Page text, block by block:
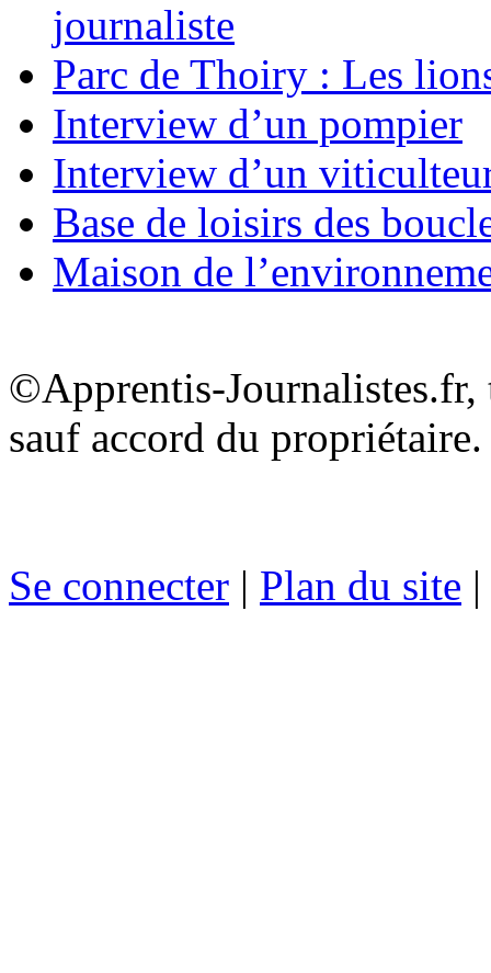
journaliste
Parc de Thoiry : Les
Interview d’un pompier
Interview d’un
Base de loisirs des
Maison de
©Apprentis-
sauf accord du propriétaire.
Se connecter | Plan du site |